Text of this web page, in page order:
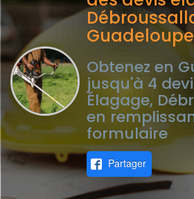
Guadeloupe
Obtenez en
jusqu'à 4
Élagage,
en
formulaire
Partager